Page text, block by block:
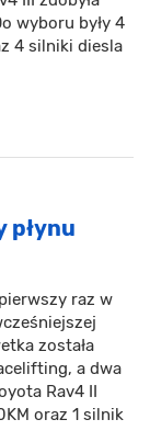
wyboru były 4
4 silniki diesla
płynu
raz w
została
a dwa
Rav4 II
oraz 1 silnik